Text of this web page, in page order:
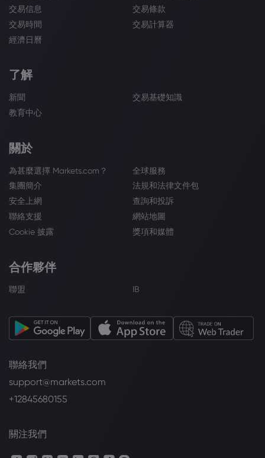
交易信息
交易條款
交易時間
交易計算器
經濟日曆
了解
新聞
交易基礎知識
教育中心
關於
為甚麼選擇 Markets.com？
全球服務
集團簡介
法規和法律文件包
安全上網
查詢和投訴
聯絡支援
網站地圖
Cookie 披露
獎項和媒體
合作夥伴
聯盟 IB
聯絡我們
support@markets.com
+12845680155
關注我們